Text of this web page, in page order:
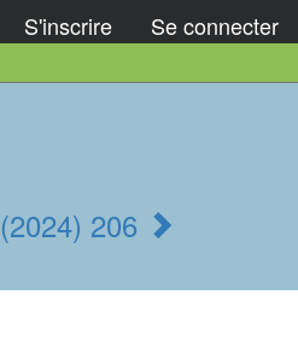
S'inscrire Se connecter
(2024) 206